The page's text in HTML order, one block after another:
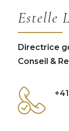
Estelle
Directrice
Conseil &